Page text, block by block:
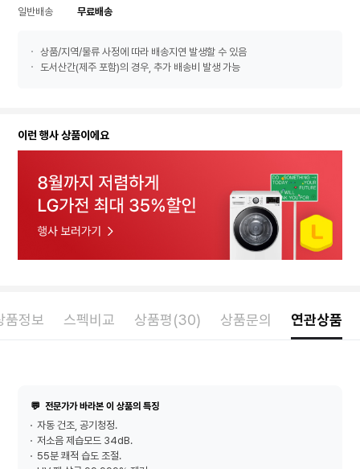
일반배송
무료배송
상품/지역/물류 사정에 따라 배송지연 발생할 수 있음
도서산간(제주 포함)의 경우, 추가 배송비 발생 가능
이런 행사 상품이에요
품정보 스펙비교 상품평(30) 상품문의 연관상품
💬 전문가가 바라본 이 상품의 특징
자동 건조, 공기청정.
저소음 제습모드 34dB.
55분 쾌적 습도 조절.